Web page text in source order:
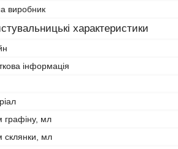
виробник
характеристики
інформація
графіну, мл
склянки, мл